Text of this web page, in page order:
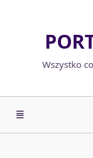
Wszystko